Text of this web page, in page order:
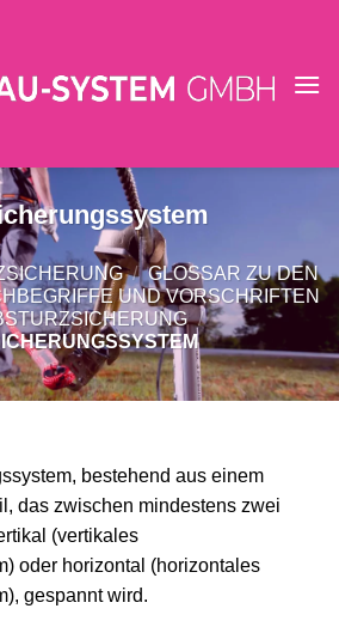
/ GLOSSAR ZU DEN
UND VORSCHRIFTEN
/
bestehend aus einem
das zwischen mindestens zwei
(vertikales
oder horizontal (horizontales
gespannt wird.